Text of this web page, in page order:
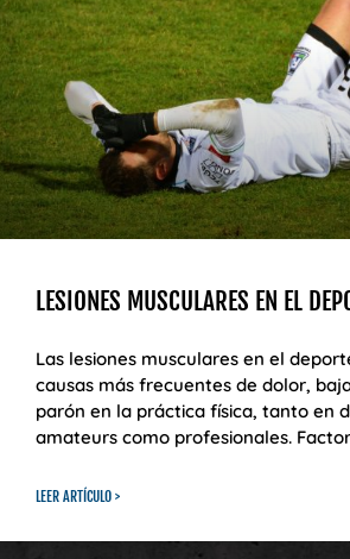
LESIONES MUSCULARES EN EL
Las lesiones musculares en el
causas más frecuentes de dolor,
parón en la práctica física, tanto en
amateurs como profesionales.
LEER ARTÍCULO >